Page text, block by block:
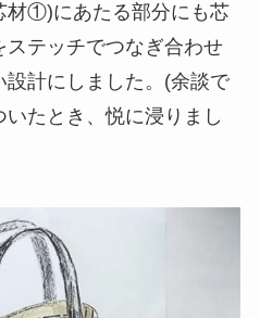
①)にあたる部分にも芯
テッチでつなぎ合わせ
設計にしました。(余談で
たとき、悦に浸りまし